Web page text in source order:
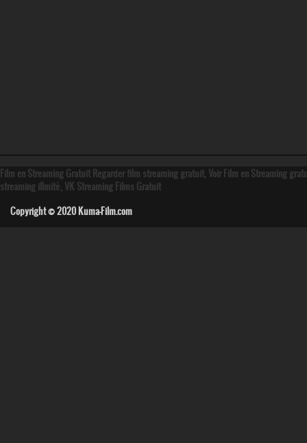
Film en Streaming Gratuit Regarder film streaming gratuit, Voir Film en Streaming
streaming illmité, VK Streaming Films Gratuit
Copyright © 2020Kuma-Film.com